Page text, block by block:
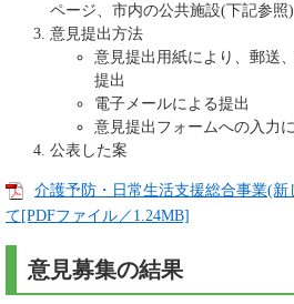
ページ、市内の公共施設(下記参照)
意見提出方法
意見提出用紙により、郵送
提出
電子メールによる提出
意見提出フォームへの入力
公表した案
介護予防・日常生活支援総合事業(
て[PDFファイル／1.24MB]
意見募集の結果